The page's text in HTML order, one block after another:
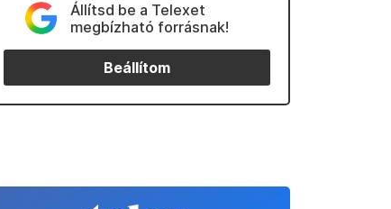
Állítsd be a Telexet
megbízható forrásnak!
Beállítom